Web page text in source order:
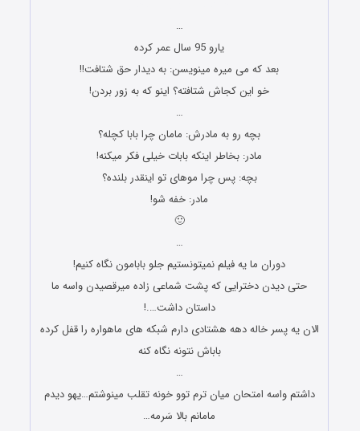
…
یارو 95 سال عمر کرده
بعد که می میره مینویسن: به دیدار حق شتافت!!
خو این کجاش شتافته؟ اینو که به زور بردن!
…
بچه رو به مادرش: مامان چرا بابا کچله؟
مادر: بخاطر اینکه بابات خیلی فکر میکنه!
بچه: پس چرا موهای تو اینقدر بلنده؟
مادر: خفه شو!
🙂
…
دوران ما یه فیلم نمیتونستیم جلو بابامون نگاه کنیم!
حتی دیدن دخترایی که پشت شماعی زاده میرقصیدن واسه ما
داستان داشت….!
الان یه پسر خاله دهه هشتادی دارم شبکه های ماهواره را قفل کرده
باباش نتونه نگاه کنه
…
داشتم واسه امتحان میان ترم توو خونه تقلب مینوشتم…یهو دیدم
مامانم بالا سَرمه…